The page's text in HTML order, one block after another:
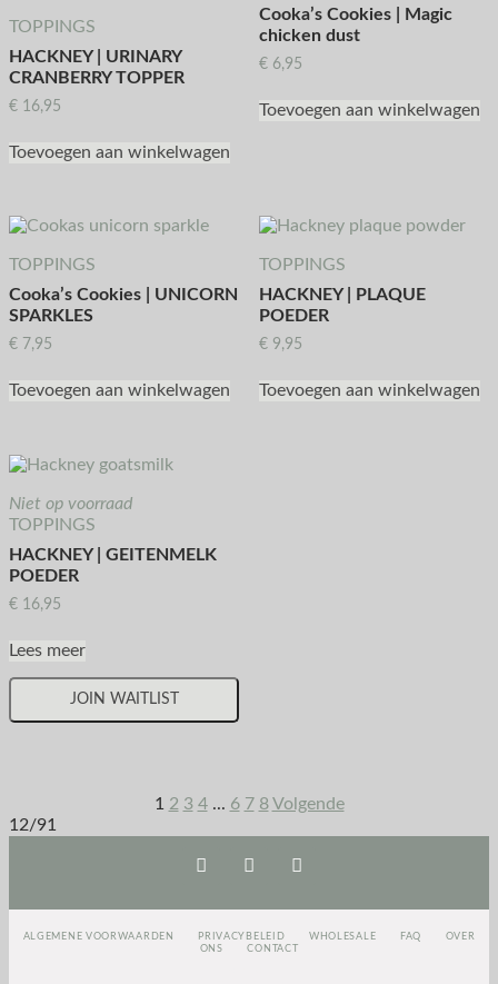
TOPPINGS
HACKNEY | URINARY
CRANBERRY TOPPER
€ 16,95
Toevoegen aan winkelwagen
Cooka’s Cookies | Magic
chicken dust
€6,95
Toevoegen aan winkelwagen
TOPPINGS
Cooka’s Cookies | UNICORN
SPARKLES
€ 7,95
Toevoegen aan winkelwagen
TOPPINGS
HACKNEY | PLAQUE
POEDER
€9,95
Toevoegen aan winkelwagen
Niet op voorraad
TOPPINGS
HACKNEY | GEITENMELK
POEDER
€ 16,95
Lees meer
JOIN WAITLIST
1 2 3 4 ... 6 7 8 Volgende
12/91
ALGEMENE VOORWAARDEN PRIVACYBELEID WHOLESALE FAQ
OVER
ONS
CONTACT